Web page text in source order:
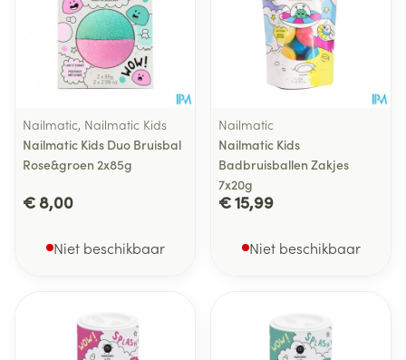
Nailmatic, Nailmatic Kids
Nailmatic Kids Duo Bruisbal
Rose&groen 2x85g
€ 8,00
Niet beschikbaar
Nailmatic
Nailmatic Kids
Badbruisballen Zakjes
7x20g
€ 15,99
Niet beschikbaar